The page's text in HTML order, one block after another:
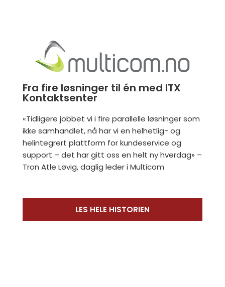
Fra fire løsninger til én med ITX
Kontaktsenter
«Tidligere jobbet vi i fire parallelle løsninger som
ikke samhandlet, nå har vi en helhetlig- og
helintegrert plattform for kundeservice og
support – det har gitt oss en helt ny hverdag» –
Tron Atle Løvig, daglig leder i Multicom
LES HELE HISTORIEN